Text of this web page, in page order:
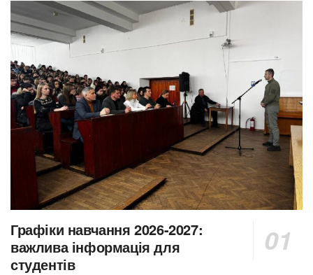
Графіки навчання 2026-2027:
важлива інформація для
студентів